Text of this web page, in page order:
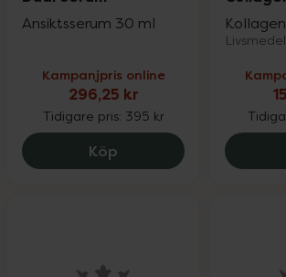
Q+A & Umberto Giannini
RefectoCil
Rosenserien & Sweden Eco
Ansiktsserum 30 ml
Kampanjpris online
296,25 kr
Tidigare pris: 395 kr
Köp Eucerin Anti-Pigment
Livsmedel